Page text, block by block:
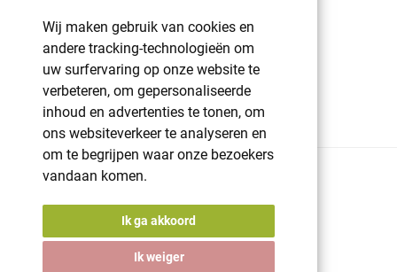
Wij maken gebruik van cookies en
andere tracking-technologieën om
uw surfervaring op onze website te
verbeteren, om gepersonaliseerde
inhoud en advertenties te tonen, om
ons websiteverkeer te analyseren en
om te begrijpen waar onze bezoekers
vandaan komen.
Ik ga akkoord
Ik weiger
PMS kleuren
Cookie beleid
Voorwaarden en bepalingen
Winkelwagen
Voorwaarden en bepalingen
Designed byNop-Templates.com